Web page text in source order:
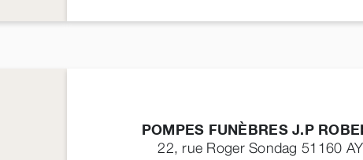
POMPES FUNÈBRES J.P
22, rue Roger Sondag 51160 AY